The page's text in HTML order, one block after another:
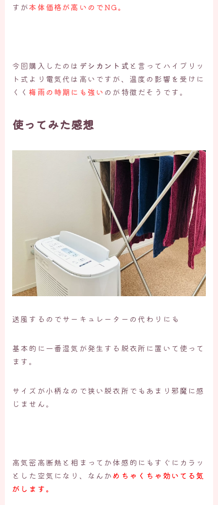
すが本体価格が高いのでNG。
今回購入したのは デシカント式 と言ってハイブリッ
ト式より電気代は高いですが、温度の影響を受けに
くく 梅雨の時期にも強い のが特徴だそうです。
使ってみた感想
送風するのでサーキュレーターの代わりにも
基本的に一番湿気が発生する脱衣所に置いて使って
ます。
サイズが小柄なので狭い脱衣所でもあまり邪魔に感
じません。
高気密高断熱と相まってか体感的にもすぐにカラッ
とした空気になり、なんか めちゃくちゃ効いてる気
がします。